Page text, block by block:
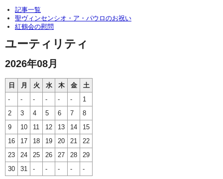
記事一覧
聖ヴィンセンシオ・ア・パウロのお祝い
紅鶴会の慰問
ユーティリティ
2026年08月
日 月 火 水 木 金
土
-
- - - - -
1
2
3 4 5 6 7
8
9
10 11 12 13 14
15
16
17 18 19 20 21
22
23
24 25 26 27 28
29
30
31 - - - - -